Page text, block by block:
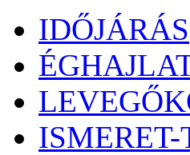
IDŐJÁRÁS